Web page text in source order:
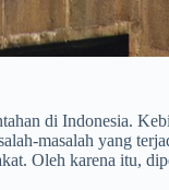
di Indonesia.
masalah yang
Oleh karena itu,